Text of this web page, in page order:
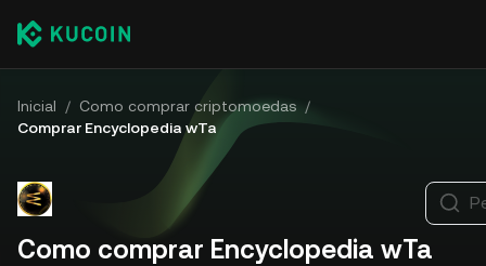
Inicial / Como comprar criptomoedas /
Comprar Encyclopedia wTa
Como comprar Encyclopedia wTa